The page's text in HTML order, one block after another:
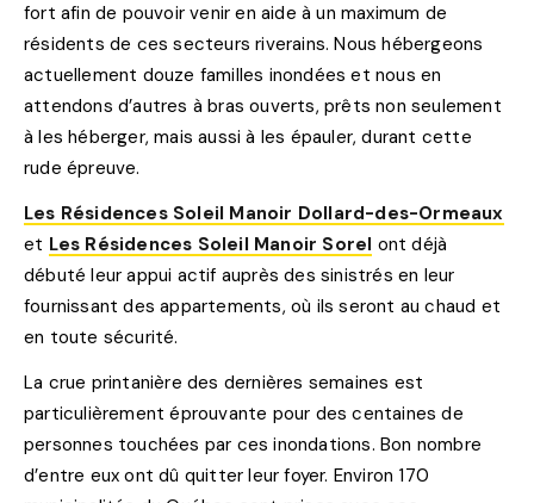
fort afin de pouvoir venir en aide à un maximum de
résidents de ces secteurs riverains. Nous hébergeons
actuellement douze familles inondées et nous en
attendons d’autres à bras ouverts, prêts non seulement
à les héberger, mais aussi à les épauler, durant cette
rude épreuve.
Les Résidences Soleil Manoir Dollard-des-Ormeaux
et Les Résidences Soleil Manoir Sorel ont déjà
débuté leur appui actif auprès des sinistrés en leur
fournissant des appartements, où ils seront au chaud et
en toute sécurité.
La crue printanière des dernières semaines est
particulièrement éprouvante pour des centaines de
personnes touchées par ces inondations. Bon nombre
d’entre eux ont dû quitter leur foyer. Environ 170